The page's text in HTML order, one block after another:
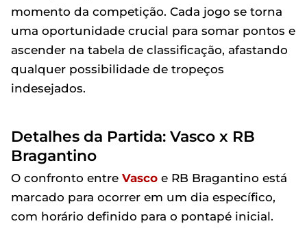
momento da competição. Cada jogo se torna
uma oportunidade crucial para somar pontos e
ascender na tabela de classificação, afastando
qualquer possibilidade de tropeços
indesejados.
Detalhes da Partida: Vasco x RB
Bragantino
O confronto entre Vasco e RB Bragantino está
marcado para ocorrer em um dia específico,
com horário definido para o pontapé inicial.